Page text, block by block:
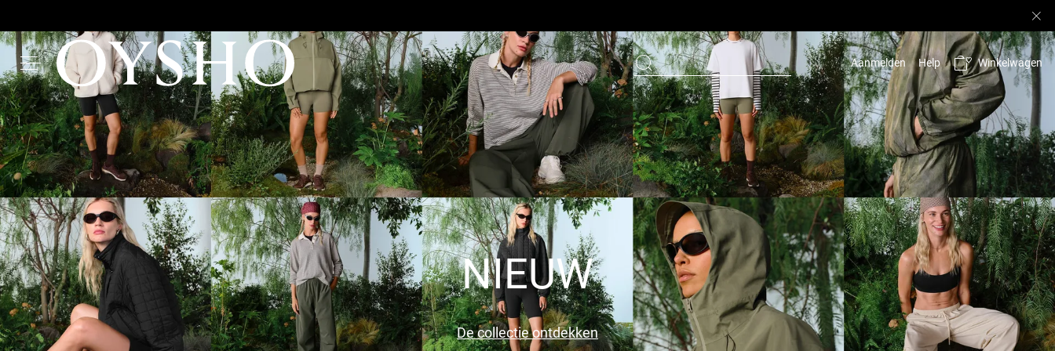
Aanmelden Help Winkelwagen
NIEUW
De collectie ontdekken